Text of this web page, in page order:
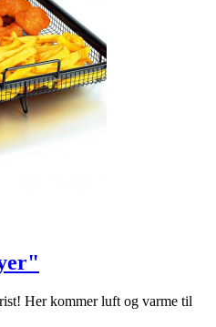
Her kommer luft og varme til